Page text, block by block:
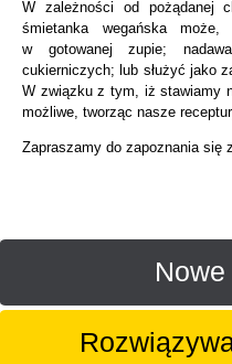
W zależności od pożądanej
śmietanka wegańska może,
w gotowanej zupie;
cukierniczych; lub służyć jako
W związku z tym, iż stawiamy
możliwe, tworząc nasze
Zapraszamy do zapoznania się